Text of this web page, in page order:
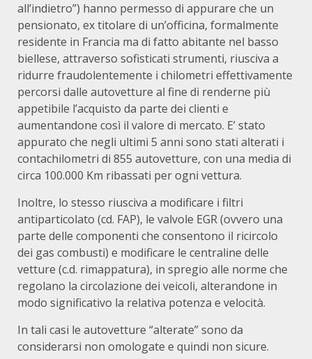
all’indietro”) hanno permesso di appurare che un
pensionato, ex titolare di un’officina, formalmente
residente in Francia ma di fatto abitante nel basso
biellese, attraverso sofisticati strumenti, riusciva a
ridurre fraudolentemente i chilometri effettivamente
percorsi dalle autovetture al fine di renderne più
appetibile l’acquisto da parte dei clienti e
aumentandone così il valore di mercato. E’ stato
appurato che negli ultimi 5 anni sono stati alterati i
contachilometri di 855 autovetture, con una media di
circa 100.000 Km ribassati per ogni vettura.
Inoltre, lo stesso riusciva a modificare i filtri
antiparticolato (cd. FAP), le valvole EGR (ovvero una
parte delle componenti che consentono il ricircolo
dei gas combusti) e modificare le centraline delle
vetture (c.d. rimappatura), in spregio alle norme che
regolano la circolazione dei veicoli, alterandone in
modo significativo la relativa potenza e velocità.
In tali casi le autovetture “alterate” sono da
considerarsi non omologate e quindi non sicure.